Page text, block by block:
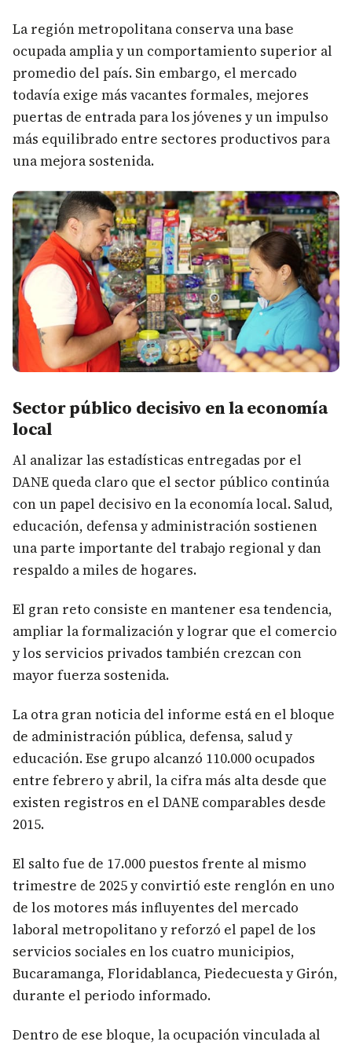
La región metropolitana conserva una base
ocupada amplia y un comportamiento superior al
promedio del país. Sin embargo, el mercado
todavía exige más vacantes formales, mejores
puertas de entrada para los jóvenes y un impulso
más equilibrado entre sectores productivos para
una mejora sostenida.
Sector público decisivo en la economía
local
Al analizar las estadísticas entregadas por el
DANE queda claro que el sector público continúa
con un papel decisivo en la economía local. Salud,
educación, defensa y administración sostienen
una parte importante del trabajo regional y dan
respaldo a miles de hogares.
El gran reto consiste en mantener esa tendencia,
ampliar la formalización y lograr que el comercio
y los servicios privados también crezcan con
mayor fuerza sostenida.
La otra gran noticia del informe está en el bloque
de administración pública, defensa, salud y
educación. Ese grupo alcanzó 110.000 ocupados
entre febrero y abril, la cifra más alta desde que
existen registros en el DANE comparables desde
2015.
El salto fue de 17.000 puestos frente al mismo
trimestre de 2025 y convirtió este renglón en uno
de los motores más influyentes del mercado
laboral metropolitano y reforzó el papel de los
servicios sociales en los cuatro municipios,
Bucaramanga, Floridablanca, Piedecuesta y Girón,
durante el periodo informado.
Dentro de ese bloque, la ocupación vinculada al